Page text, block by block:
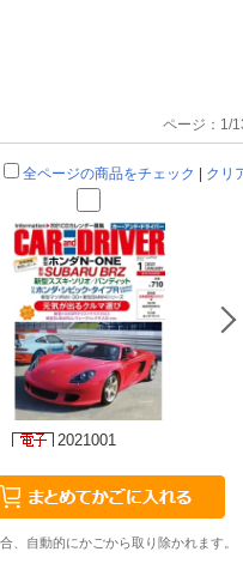
ページ：1/
全ページの商品をチェック | クリ
2021001
自動的にかごから取り除かれます。